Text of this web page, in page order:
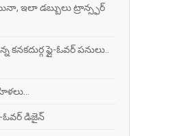
ఇలా డబ్బులు ట్రాన్స్ఫర్
కనకదుర్గ ఫ్లై-ఓవర్ పనులు..
ఓవర్ డిజైన్